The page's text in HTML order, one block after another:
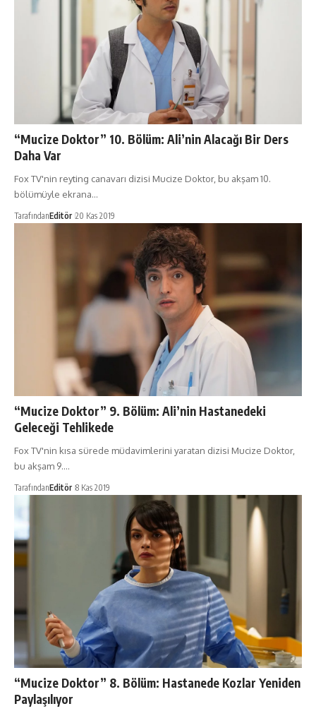
“Mucize Doktor” 10. Bölüm: Ali’nin Alacağı Bir Ders
Daha Var
Fox TV'nin reyting canavarı dizisi Mucize Doktor, bu akşam 10.
bölümüyle ekrana…
TarafındanEditör 20 Kas 2019
“Mucize Doktor” 9. Bölüm: Ali’nin Hastanedeki
Geleceği Tehlikede
Fox TV'nin kısa sürede müdavimlerini yaratan dizisi Mucize Doktor,
bu akşam 9.…
TarafındanEditör 8 Kas 2019
“Mucize Doktor” 8. Bölüm: Hastanede Kozlar Yeniden
Paylaşılıyor